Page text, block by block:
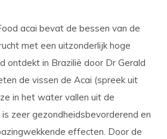
acai bevat de bessen van de
met een uitzonderlijk hoge
ontdekt in Brazilië door Dr Gerald
de vissen de Acai (spreek uit
in het water vallen uit de
zeer gezondheidsbevorderend en
effecten. Door de